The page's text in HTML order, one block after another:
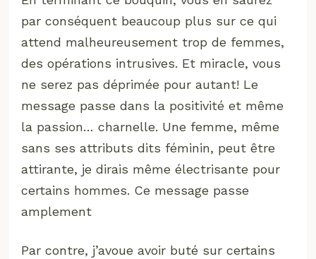
par conséquent beaucoup plus sur ce qui
attend malheureusement trop de femmes,
des opérations intrusives. Et miracle, vous
ne serez pas déprimée pour autant! Le
message passe dans la positivité et même
la passion… charnelle. Une femme, même
sans ses attributs dits féminin, peut être
attirante, je dirais même électrisante pour
certains hommes. Ce message passe
amplement
Par contre, j’avoue avoir buté sur certains